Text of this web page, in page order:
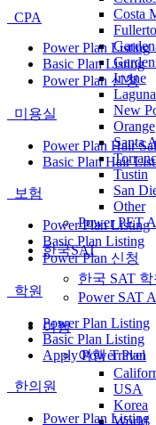
Costa
Irvine
New
Orange
Santa
Tustin
San
Other
Power PET
한국SAT
한국 SAT 학
Power SAT
여행
여행 Travel
USA
Korea
World
CPA
Power Plan Listing
Basic Plan Listing
Power Plan 신청
미용실
Power Plan Hair
Basic Plan Hair
보험
Power Plan Listing
Basic Plan Listing
Power Plan 신청
학원
Power Plan Listing
Basic Plan Listing
Apply Power Plan
한의원
Power Plan Listing